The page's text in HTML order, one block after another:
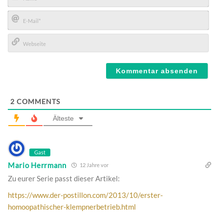
Name*
E-
Mail*
2 COMMENTS
Älteste
Gast
Mario Herrmann 12 Jahre vor
Zu eurer Serie passt dieser Artikel:
https://www.der-postillon.com/2013/10/erster-
homoopathischer-klempnerbetrieb.html